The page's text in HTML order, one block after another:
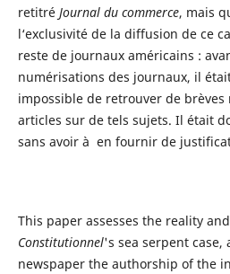
retitré Journal du commerce, mais
l‘exclusivité de la diffusion de ce
reste de journaux américains :
numérisations des journaux, il
impossible de retrouver de brèves
articles sur de tels sujets. Il était
sans avoir à en fournir de
This paper assesses the reality
Constitutionnel's sea serpent
newspaper the authorship of the